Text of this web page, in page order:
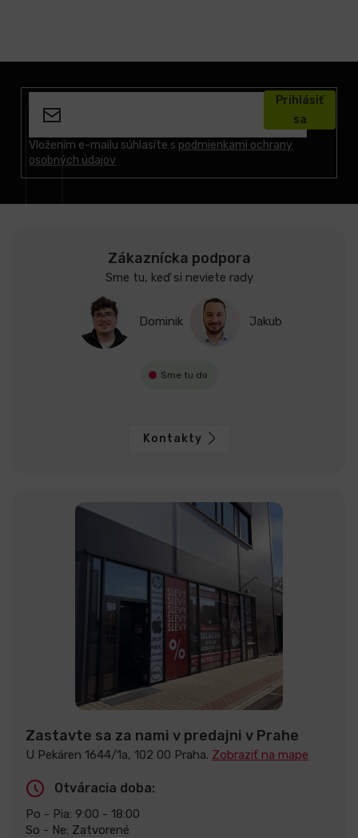
Vložením e-mailu súhlasíte s podmienkami ochrany
osobných údajov
Prihlásiť
sa
Zákaznícka podpora
Sme tu, keď si neviete rady
Dominik Jakub
Sme tu do
Kontakty
Zastavte sa za nami v predajni v Prahe
U Pekáren 1644/1a, 102 00 Praha. Zobraziť na mape
Otváracia doba:
Po - Pia: 9:00 - 18:00
So - Ne: Zatvorené